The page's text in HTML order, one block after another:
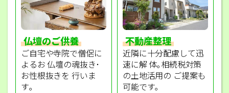
仏壇のご供養
ご自宅や寺院で僧侶に
よるお 仏壇の魂抜き･
お性根抜きを 行いま
す｡
不動産整理
近隣に十分配慮して迅
速に解 体｡相続税対策
の土地活用の ご提案も
可能です｡